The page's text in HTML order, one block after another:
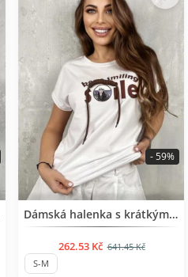
Dámská halenka s krátkým rukávem, potiskem a aplikací
262.53 Kč 641.45 Kč
- 59%
S-M